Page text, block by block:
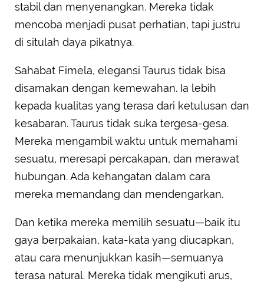
stabil dan menyenangkan. Mereka tidak
mencoba menjadi pusat perhatian, tapi justru
di situlah daya pikatnya.
Sahabat Fimela, elegansi Taurus tidak bisa
disamakan dengan kemewahan. Ia lebih
kepada kualitas yang terasa dari ketulusan dan
kesabaran. Taurus tidak suka tergesa-gesa.
Mereka mengambil waktu untuk memahami
sesuatu, meresapi percakapan, dan merawat
hubungan. Ada kehangatan dalam cara
mereka memandang dan mendengarkan.
Dan ketika mereka memilih sesuatu—baik itu
gaya berpakaian, kata-kata yang diucapkan,
atau cara menunjukkan kasih—semuanya
terasa natural. Mereka tidak mengikuti arus,